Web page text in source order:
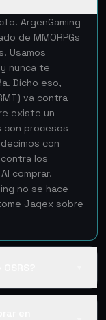
ArgenGaming
de MMORPGs
Usamos
nunca te
Dicho eso,
va contra
existe un
con procesos
con
los
comprar,
no se hace
Jagex sobre
en